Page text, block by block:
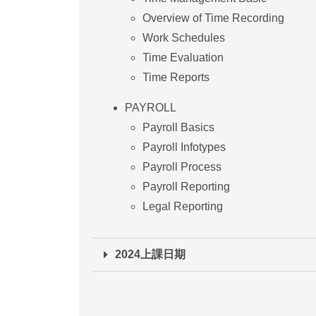
Overview of Time Recording
Work Schedules
Time Evaluation
Time Reports
PAYROLL
Payroll Basics
Payroll Infotypes
Payroll Process
Payroll Reporting
Legal Reporting
2024上課日期